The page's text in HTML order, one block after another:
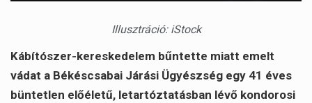
Illusztráció: iStock
Kábítószer-kereskedelem bűntette miatt emelt
vádat a Békéscsabai Járási Ügyészség egy 41 éves
büntetlen előéletű, letartóztatásban lévő kondorosi